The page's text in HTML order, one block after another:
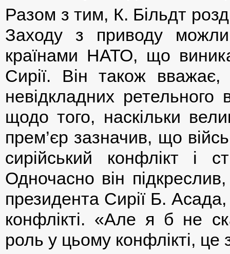
Разом з тим, К. Більдт
Заходу з приводу
країнами НАТО, що
Сирії. Він також
невідкладних ретельного
щодо того, наскільки
прем’єр зазначив, що
сирійський конфлікт і
Одночасно він
президента Сирії Б.
конфлікті. «Але я б не
роль у цьому конфлікті, це